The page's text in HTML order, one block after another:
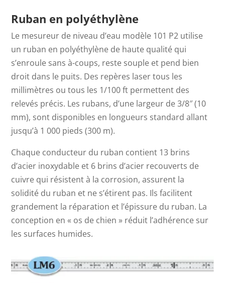
Ruban en polyéthylène
Le mesureur de niveau d’eau modèle 101 P2 utilise
un ruban en polyéthylène de haute qualité qui
s’enroule sans à-coups, reste souple et pend bien
droit dans le puits. Des repères laser tous les
millimètres ou tous les 1/100 ft permettent des
relevés précis. Les rubans, d’une largeur de 3/8″ (10
mm), sont disponibles en longueurs standard allant
jusqu’à 1 000 pieds (300 m).
Chaque conducteur du ruban contient 13 brins
d’acier inoxydable et 6 brins d’acier recouverts de
cuivre qui résistent à la corrosion, assurent la
solidité du ruban et ne s’étirent pas. Ils facilitent
grandement la réparation et l’épissure du ruban. La
conception en « os de chien » réduit l’adhérence sur
les surfaces humides.